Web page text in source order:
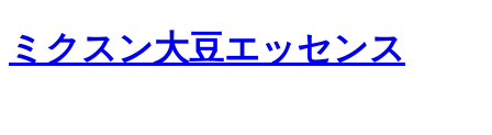
ミクスン大豆エッセンス